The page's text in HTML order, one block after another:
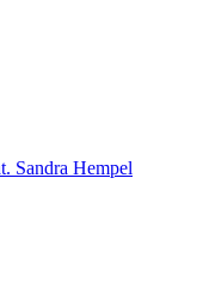
Sandra Hempel